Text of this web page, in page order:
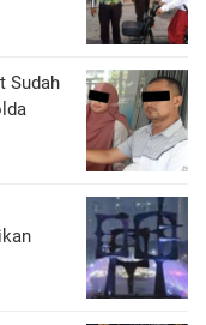
Sudah